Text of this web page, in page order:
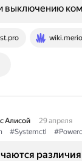
выключению
Алисой
29 апреля
#Systemctl